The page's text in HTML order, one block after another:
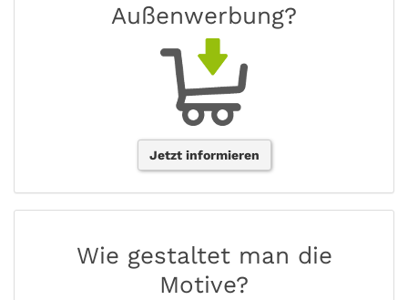
Außenwerbung?
Jetzt informieren
Wie gestaltet man die
Motive?